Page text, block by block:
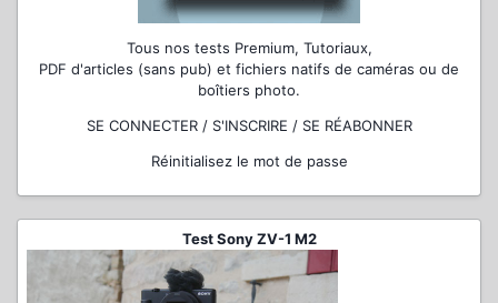
Tous nos tests Premium, Tutoriaux,
PDF d'articles (sans pub) et fichiers natifs de caméras ou de
boîtiers photo.
SE CONNECTER / S'INSCRIRE / SE RÉABONNER
Réinitialisez le mot de passe
Test Sony ZV-1 M2